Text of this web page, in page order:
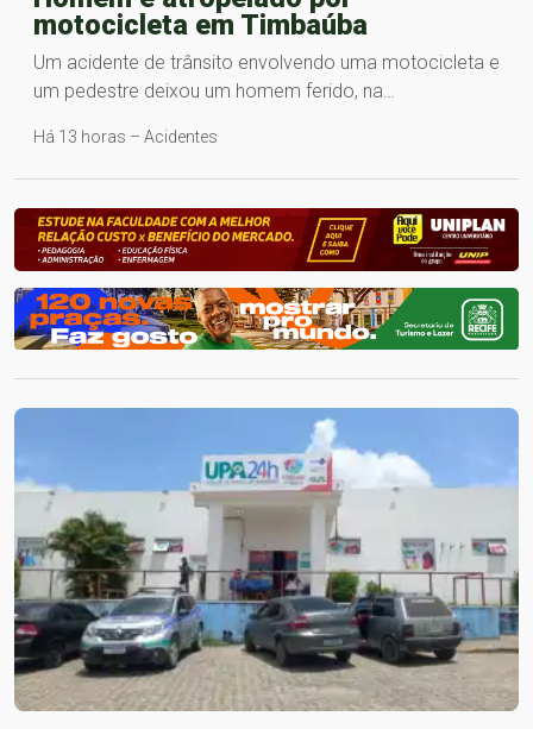
motocicleta em Timbaúba
Um acidente de trânsito envolvendo uma motocicleta e
um pedestre deixou um homem ferido, na…
Há 13 horas – Acidentes